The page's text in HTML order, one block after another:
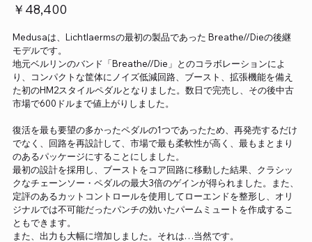
価
格
￥48,400
Medusaは、Lichtlaermsの最初の製品であった Breathe//Dieの後継
モデルです。
地元ベルリンのバンド「Breathe//Die」とのコラボレーションによ
り、コンパクトな筐体にノイズ低減回路、ブースト、拡張機能を備え
た初のHM2スタイルペダルとなりました。数日で完売し、その後中古
市場で600ドルまで値上がりしました。
復活を最も要望の多かったペダルの1つであったため、再発売するだけ
でなく、回路を再設計して、市場で最も柔軟性が高く、最もまとまり
のあるパッケージにすることにしました。
最初の設計を採用し、ブーストをコア回路に移動した結果、クラシッ
クなチェーンソー・ペダルの最大3倍のゲインが得られました。また、
定評のあるカットコントロールを使用してローエンドを整形し、オリ
ジナルでは不可能だったパンチの効いたパームミュートを作成するこ
ともできます。
また、出力も大幅に増加しました。それは…当然です。